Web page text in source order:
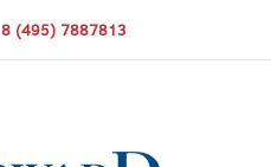
8 (495) 7887813